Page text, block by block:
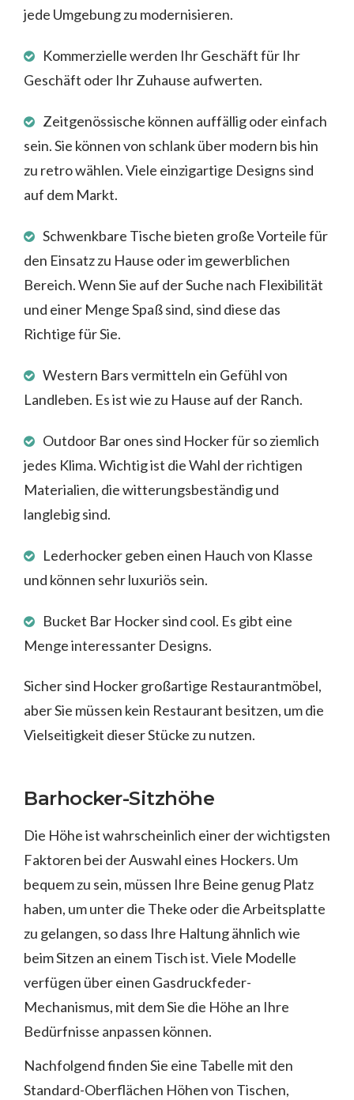
jede Umgebung zu modernisieren.
Kommerzielle werden Ihr Geschäft für Ihr
Geschäft oder Ihr Zuhause aufwerten.
Zeitgenössische können auffällig oder einfach
sein. Sie können von schlank über modern bis hin
zu retro wählen. Viele einzigartige Designs sind
auf dem Markt.
Schwenkbare Tische bieten große Vorteile für
den Einsatz zu Hause oder im gewerblichen
Bereich. Wenn Sie auf der Suche nach Flexibilität
und einer Menge Spaß sind, sind diese das
Richtige für Sie.
Western Bars vermitteln ein Gefühl von
Landleben. Es ist wie zu Hause auf der Ranch.
Outdoor Bar ones sind Hocker für so ziemlich
jedes Klima. Wichtig ist die Wahl der richtigen
Materialien, die witterungsbeständig und
langlebig sind.
Lederhocker geben einen Hauch von Klasse
und können sehr luxuriös sein.
Bucket Bar Hocker sind cool. Es gibt eine
Menge interessanter Designs.
Sicher sind Hocker großartige Restaurantmöbel,
aber Sie müssen kein Restaurant besitzen, um die
Vielseitigkeit dieser Stücke zu nutzen.
Barhocker-Sitzhöhe
Die Höhe ist wahrscheinlich einer der wichtigsten
Faktoren bei der Auswahl eines Hockers. Um
bequem zu sein, müssen Ihre Beine genug Platz
haben, um unter die Theke oder die Arbeitsplatte
zu gelangen, so dass Ihre Haltung ähnlich wie
beim Sitzen an einem Tisch ist. Viele Modelle
verfügen über einen Gasdruckfeder-
Mechanismus, mit dem Sie die Höhe an Ihre
Bedürfnisse anpassen können.
Nachfolgend finden Sie eine Tabelle mit den
Standard-Oberflächen Höhen von Tischen,